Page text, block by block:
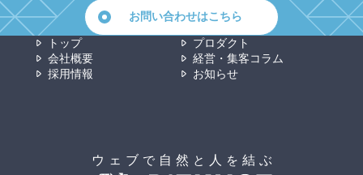
お問い合わせはこちら
トップ
プロダクト
会社概要
経営・集客コラム
採用情報
お知らせ